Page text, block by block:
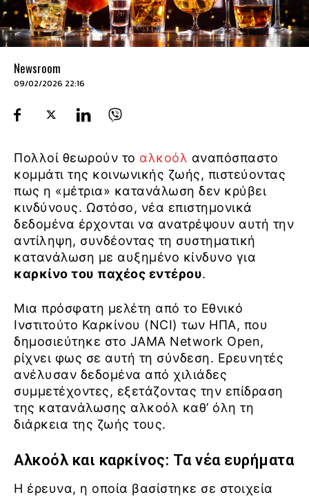
Newsroom
09/02/2026 22:16
Πολλοί θεωρούν το αλκοόλ αναπόσπαστο
κομμάτι της κοινωνικής ζωής, πιστεύοντας
πως η «μέτρια» κατανάλωση δεν κρύβει
κινδύνους. Ωστόσο, νέα επιστημονικά
δεδομένα έρχονται να ανατρέψουν αυτή την
αντίληψη, συνδέοντας τη συστηματική
κατανάλωση με αυξημένο κίνδυνο για
καρκίνο του παχέος εντέρου.
Μια πρόσφατη μελέτη από το Εθνικό
Ινστιτούτο Καρκίνου (NCI) των ΗΠΑ, που
δημοσιεύτηκε στο JAMA Network Open,
ρίχνει φως σε αυτή τη σύνδεση. Ερευνητές
ανέλυσαν δεδομένα από χιλιάδες
συμμετέχοντες, εξετάζοντας την επίδραση
της κατανάλωσης αλκοόλ καθ’ όλη τη
διάρκεια της ζωής τους.
Αλκοόλ και καρκίνος: Τα νέα ευρήματα
Η έρευνα, η οποία βασίστηκε σε στοιχεία